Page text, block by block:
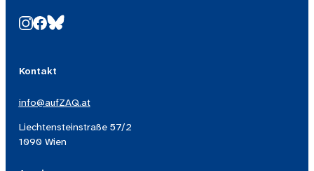
Kontakt
info@aufZAQ.at
Liechtensteinstraße 57/2
1090 Wien